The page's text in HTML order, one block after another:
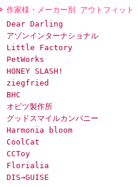
作家様・メーカー別 アウトフィット
Dear Darling
アゾンインターナショナル
Little Factory
PetWorks
HONEY SLASH!
ziegfried
BHC
オビツ製作所
グッドスマイルカンパニー
Harmonia bloom
CoolCat
CCToy
Florialia
DIS→GUISE